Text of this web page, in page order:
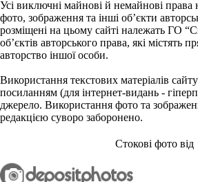
Усі виключні майнові й немайнові права
фото, зображення та інші об’єкти
розміщені на цьому сайті належать ГО
об’єктів авторського права, які містять
авторство іншої особи.
Використання текстових матеріалів
посиланням (для інтернет-видань -
джерело. Використання фото та
редакцією суворо заборонено.
Стокові фото від